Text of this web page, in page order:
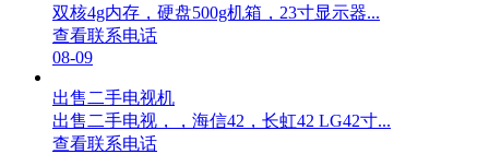
双核4g内存，硬盘500g机箱，23寸显示器...
查看联系电话
08-09
出售二手电视机
出售二手电视，，海信42，长虹42 LG42寸...
查看联系电话